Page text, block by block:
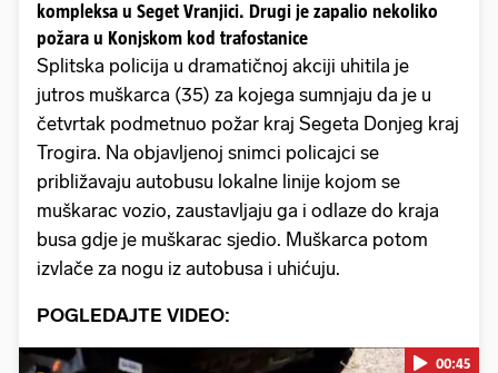
kompleksa u Seget Vranjici. Drugi je zapalio nekoliko
požara u Konjskom kod trafostanice
Splitska policija u dramatičnoj akciji uhitila je
jutros muškarca (35) za kojega sumnjaju da je u
četvrtak podmetnuo požar kraj Segeta Donjeg kraj
Trogira. Na objavljenoj snimci policajci se
približavaju autobusu lokalne linije kojom se
muškarac vozio, zaustavljaju ga i odlaze do kraja
busa gdje je muškarac sjedio. Muškarca potom
izvlače za nogu iz autobusa i uhićuju.
POGLEDAJTE VIDEO:
00:45